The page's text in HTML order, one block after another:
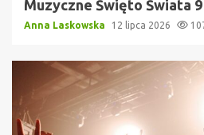
Muzyczne Święto Świata
Anna Laskowska 12 lipca 2026